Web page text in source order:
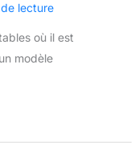
lecture
où il est
modèle